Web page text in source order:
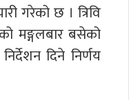
गरेको छ । त्रिवि
मङ्गलबार बसेको
दिने निर्णय